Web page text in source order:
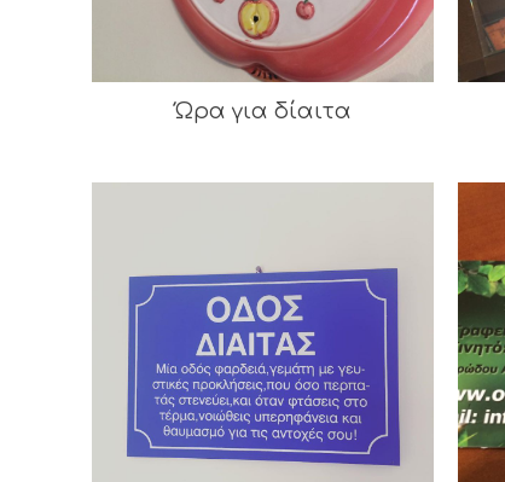
Ώρα για δίαιτα